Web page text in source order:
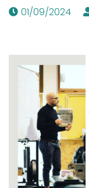
01/09/2024